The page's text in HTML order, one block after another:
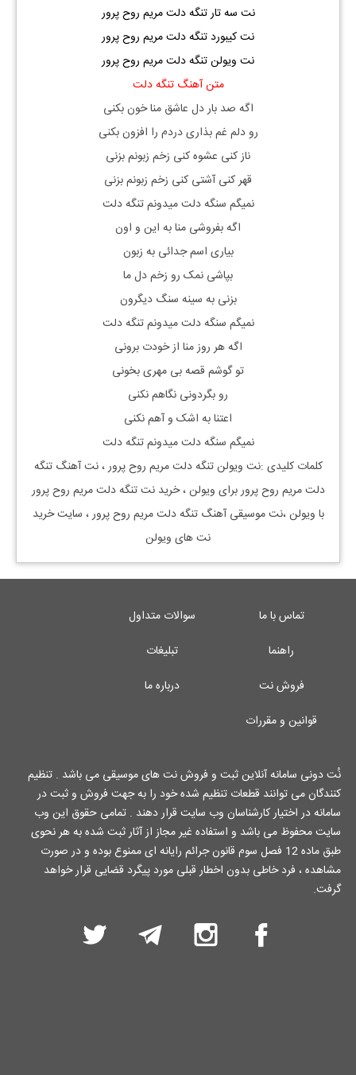
نت سه تار تنگه دلت مریم روح پرور
نت کیبورد تنگه دلت مریم روح پرور
نت ویولن تنگه دلت مریم روح پرور
متن آهنگ تنگه دلت
اگه صد بار دل عاشق منا خون بکنی
رو دلم غم بذاری دردم را افزون بکنی
ناز کنی عشوه کنی زخم زبونم بزنی
قهر کنی آشتی کنی زخم زبونم بزنی
نمیگم سنگه دلت میدونم تنگه دلت
اگه بفروشی منا به این و اون
بیاری اسم جدائی به زبون
بپاشی نمک رو زخم دل ما
بزنی به سینه سنگ دیگرون
نمیگم سنگه دلت میدونم تنگه دلت
اگه هر روز منا از خودت برونی
تو گوشم قصه بی مهری بخونی
رو بگردونی نگاهم نکنی
اعتنا به اشک و آهم نکنی
نمیگم سنگه دلت میدونم تنگه دلت
کلمات کلیدی :نت ویولن تنگه دلت مریم روح پرور ، نت آهنگ تنگه
دلت مریم روح پرور برای ویولن ، خرید نت تنگه دلت مریم روح پرور
با ویولن ،نت موسیقی آهنگ تنگه دلت مریم روح پرور ، سایت خرید
نت های ویولن
تماس با ما
سوالات متداول
راهنما
تبلیغات
فروش نت
درباره ما
قوانین و مقررات
نُت دونی سامانه آنلاین ثبت و فروش نت های موسیقی می باشد . تنظیم
کنندگان می توانند قطعات تنظیم شده خود را به جهت فروش و ثبت در
سامانه در اختیار کارشناسان وب سایت قرار دهند . تمامی حقوق این وب
سایت محفوظ می باشد و استفاده غیر مجاز از آثار ثبت شده به هر نحوی
طبق ماده 12 فصل سوم قانون جرائم رایانه ای ممنوع بوده و در صورت
مشاهده ، فرد خاطی بدون اخطار قبلی مورد پیگرد قضایی قرار خواهد
گرفت.